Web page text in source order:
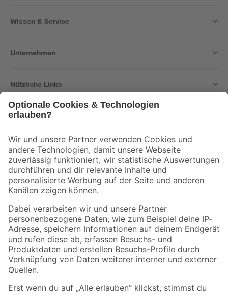
Wissen & Service
Unternehmen
Nützliche Links
Der toom Newsletter: Keine Angebote und Aktionen mehr verpassen!
Zur Newsletter Anmeldung
Folge uns
Zahlungsarten Versandarten
Sicher einkaufen